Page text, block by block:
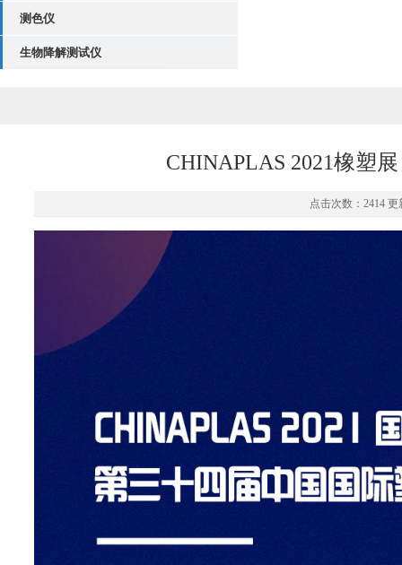
测色仪
生物降解测试仪
CHINAPLAS 2021橡塑
点击次数：2414 更